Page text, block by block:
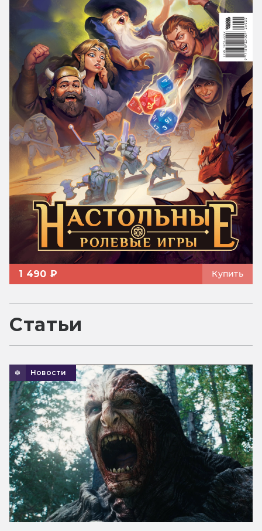
1 490 ₽ Купить
Статьи
Новости